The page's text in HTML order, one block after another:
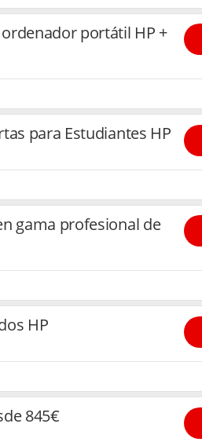
portátil HP +
para Estudiantes HP
gama profesional de
HP
845€